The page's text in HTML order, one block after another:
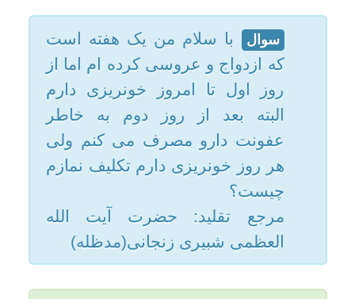
مرجع تقلید: حضرت آیت الله
العظمی شبیری زنجانی(مدظله)
دخترم؛ ازدواجتان مبارک.
اگر خونى ببينید كه ندانید خون
حيض است يا بكارت، بايد خود را
وارسى كنید، يعنى مقدارى پنبه
داخل فرج نمايید و كمى صبر كنید،
آن آلوده باشد، خون بكارت است و
اگر به همۀ آن رسيده، حيض
مى‌باشد. و اگر شك كنید كه خون
است يا خون زخم است يا بكارت،